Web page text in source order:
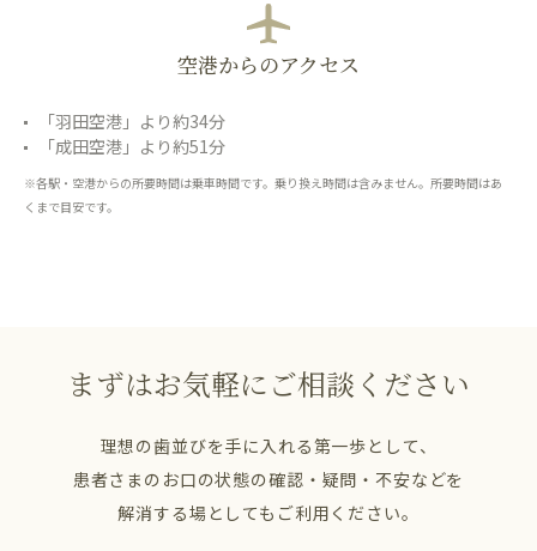
空港からのアクセス
「羽田空港」より約34分
「成田空港」より約51分
※各駅・空港からの所要時間は乗車時間です。乗り換え時間は含みません。所要時間はあ
くまで目安です。
まずはお気軽にご相談ください
理想の歯並びを手に入れる第一歩として、
患者さまのお口の状態の確認・疑問・不安などを
解消する場としてもご利用ください。